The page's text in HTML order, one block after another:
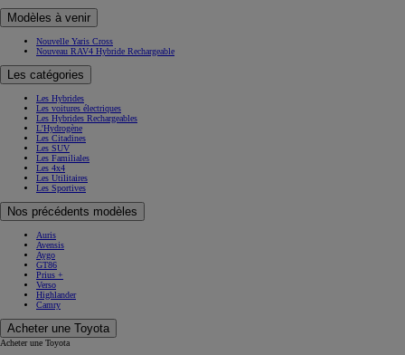
Modèles à venir
Nouvelle Yaris Cross
Nouveau RAV4 Hybride Rechargeable
Les catégories
Les Hybrides
Les voitures électriques
Les Hybrides Rechargeables
L'Hydrogène
Les Citadines
Les SUV
Les Familiales
Les 4x4
Les Utilitaires
Les Sportives
Nos précédents modèles
Auris
Avensis
Aygo
GT86
Prius +
Verso
Highlander
Camry
Acheter une Toyota
Acheter une Toyota